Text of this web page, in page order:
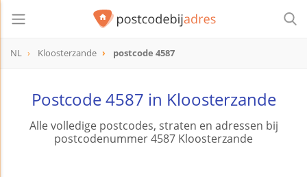
NL Kloosterzande postcode 4587
Postcode 4587 in Kloosterzande
Alle volledige postcodes, straten en adressen bij
postcodenummer 4587 Kloosterzande